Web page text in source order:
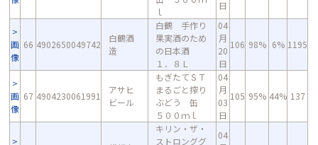
ｌ
日
画
像
66 4902650049742
白鶴酒
造
白鶴 手作り
果実酒のため
の日本酒
１．８Ｌ
04
月
20
日
106 98% 6% 1195
画
像
67 4904230061991
アサヒ
ビール
もぎたてＳＴ
まるごと搾り
ぶどう 缶
５００ｍｌ
04
月
03
日
105 95% 44% 137
キリン・ザ・
ストロンググ
04